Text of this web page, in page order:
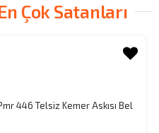
Çok Satanları